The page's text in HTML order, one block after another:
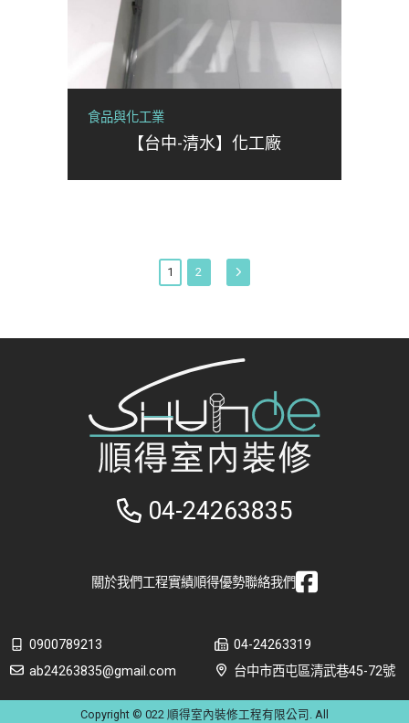
食品與化工業
【台中-清水】化工廠
1 2
04-24263835
關於我們工程實績順得優勢聯絡我們
0900789213
04-24263319
ab24263835@gmail.com
台中市西屯區清武巷45-72號
Copyright © 022 順得室內裝修工程有限公司. All